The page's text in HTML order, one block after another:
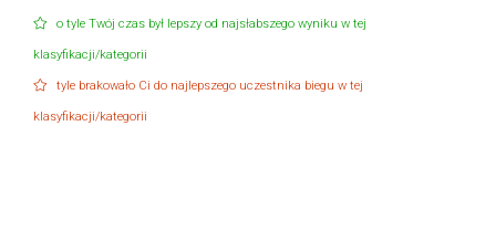
o tyle Twój czas był lepszy od najsłabszego wyniku w tej
klasyfikacji/kategorii
tyle brakowało Ci do najlepszego uczestnika biegu w tej
klasyfikacji/kategorii